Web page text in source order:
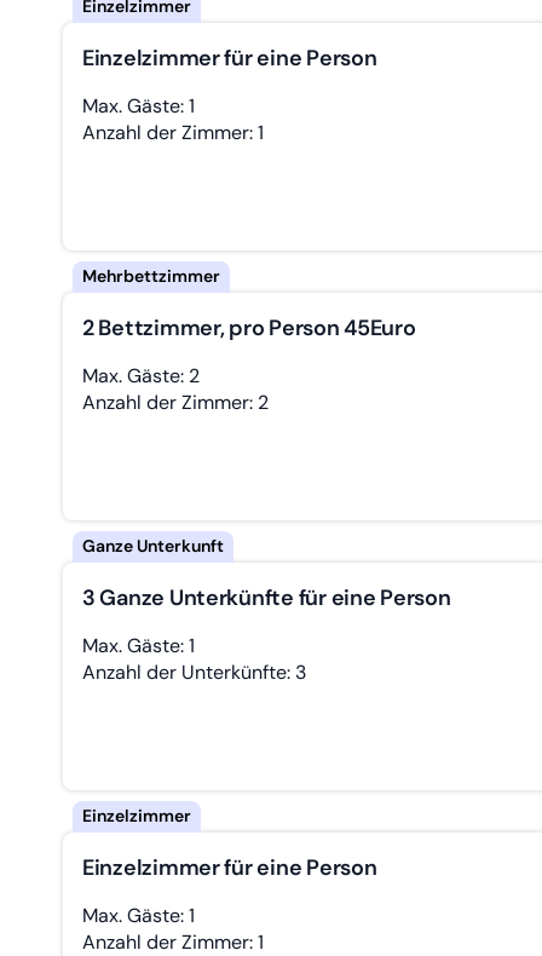
Einzelzimmer für eine Person
Max. Gäste: 1
Anzahl der Zimmer: 1
2 Bettzimmer, pro Person 45Euro
Max. Gäste: 2
Anzahl der Zimmer: 2
3 Ganze Unterkünfte für eine Person
Max. Gäste: 1
Anzahl der Unterkünfte: 3
Einzelzimmer für eine Person
Max. Gäste: 1
Anzahl der Zimmer: 1